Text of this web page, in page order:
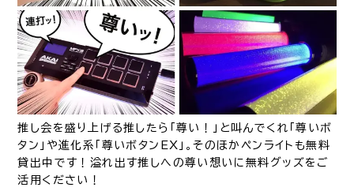
推し会を盛り上げる推したら「尊い！」と叫んでくれ「尊いボ
タン」や進化系「尊いボタンEX」。そのほかペンライトも無料
貸出中です！溢れ出す推しへの尊い想いに無料グッズをご
活用ください！